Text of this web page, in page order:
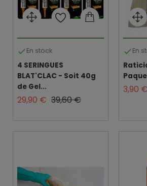
En stock
4 SERINGUES
BLAT'CLAC - Soit 40g
de Gel...
29,90 € Prix de base
39,60 €Prix
En
3,90 €